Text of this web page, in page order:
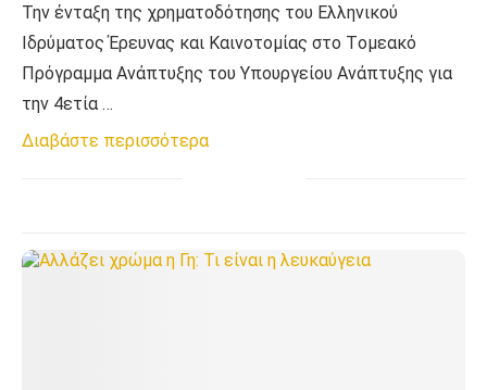
Την ένταξη της χρηματοδότησης του Ελληνικού
Ιδρύματος Έρευνας και Καινοτομίας στο Tομεακό
Πρόγραμμα Ανάπτυξης του Υπουργείου Ανάπτυξης για
την 4ετία …
Διαβάστε περισσότερα